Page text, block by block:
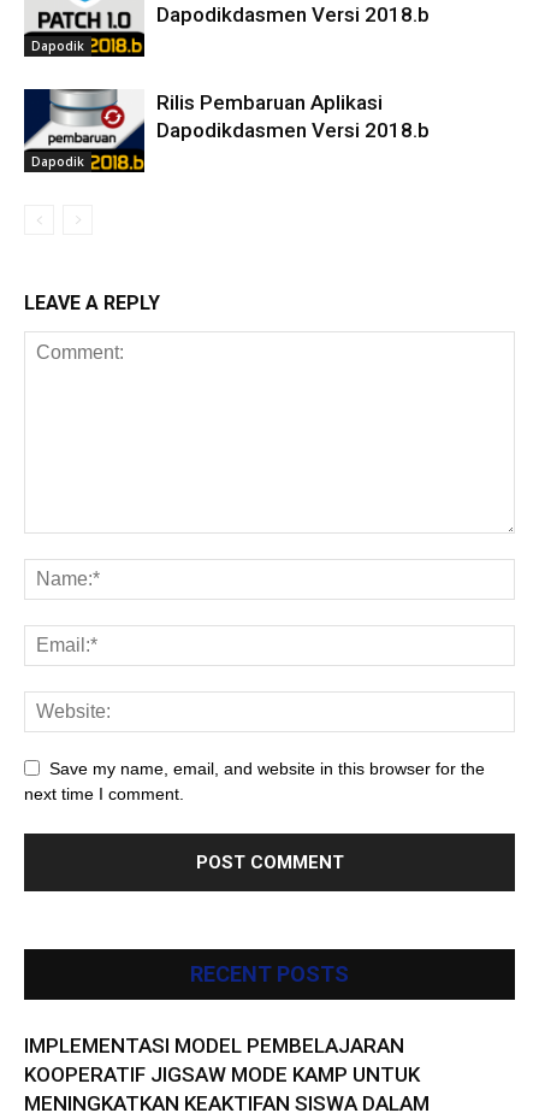
Dapodik
Dapodikdasmen Versi 2018.b
Dapodik
Rilis Pembaruan Aplikasi
Dapodikdasmen Versi 2018.b
LEAVE A REPLY
Save my name, email, and website in this browser for the
next time I comment.
RECENT POSTS
IMPLEMENTASI MODEL PEMBELAJARAN
KOOPERATIF JIGSAW MODE KAMP UNTUK
MENINGKATKAN KEAKTIFAN SISWA DALAM